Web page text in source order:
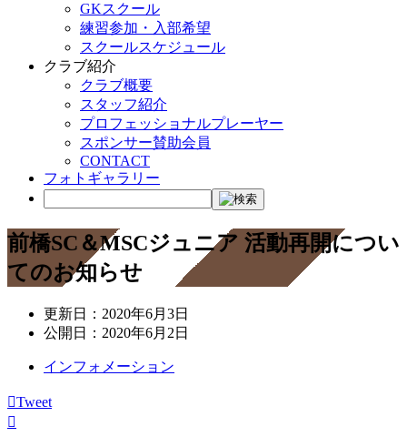
GKスクール
練習参加・入部希望
スクールスケジュール
クラブ紹介
クラブ概要
スタッフ紹介
プロフェッショナルプレーヤー
スポンサー賛助会員
CONTACT
フォトギャラリー
前橋SC＆MSCジュニア 活動再開につい
てのお知らせ
更新日： 2020年6月3日
公開日： 2020年6月2日
インフォメーション
Tweet